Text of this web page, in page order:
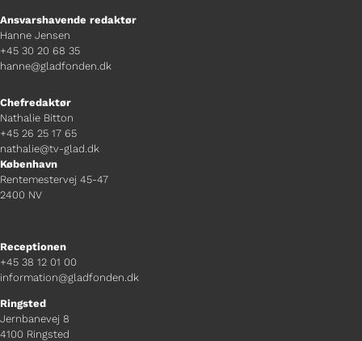
Ansvarshavende redaktør
Hanne Jensen
+45 30 20 68 35
hanne@gladfonden.dk
Chefredaktør
Nathalie Bitton
+45 26 25 17 65
nathalie@tv-glad.dk
København
Rentemestervej 45-47
2400 NV
Receptionen
+45 38 12 01 00
information@gladfonden.dk
Ringsted
Jernbanevej 8
4100 Ringsted